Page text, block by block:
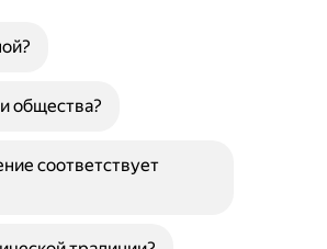
общества?
соответствует